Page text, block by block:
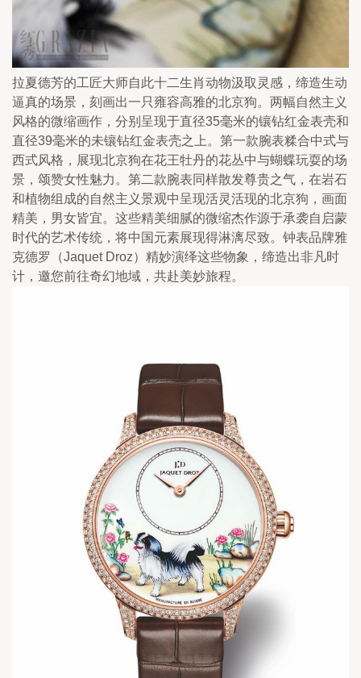
拉夏德芳的工匠大师自此十二生肖动物汲取灵感，缔造生动
逼真的场景，刻画出一只雍容高雅的北京狗。两幅自然主义
风格的微缩画作，分别呈现于直径35毫米的镶钻红金表壳和
直径39毫米的未镶钻红金表壳之上。第一款腕表糅合中式与
西式风格，展现北京狗在花王牡丹的花丛中与蝴蝶玩耍的场
景，颂赞女性魅力。第二款腕表同样散发尊贵之气，在岩石
和植物组成的自然主义景观中呈现活灵活现的北京狗，画面
精美，男女皆宜。这些精美细腻的微缩杰作源于承袭自启蒙
时代的艺术传统，将中国元素展现得淋漓尽致。钟表品牌雅
克德罗（Jaquet Droz）精妙演绎这些物象，缔造出非凡时
计，邀您前往奇幻地域，共赴美妙旅程。